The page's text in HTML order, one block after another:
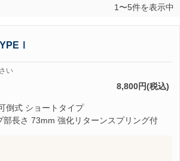
1〜5件を表示中
い
8,800円(税込)
倒式 ショートタイプ
長さ 73mm 強化リターンスプリング付